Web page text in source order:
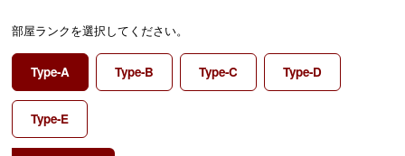
部屋ランクを選択してください。
Type-A Type-B Type-C Type-D
Type-E